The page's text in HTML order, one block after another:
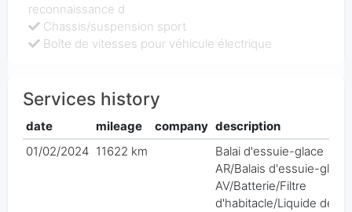
reconnaissance d
Chassis/suspension sport
Boîte de vitesses pour véhicule électrique
Services history
date mileage company description
01/02/2024 11622 km
Balai d'essuie-glace
AR/Balais d'essuie-glace
AV/Batterie/Filtre
d'habitacle/Liquide de